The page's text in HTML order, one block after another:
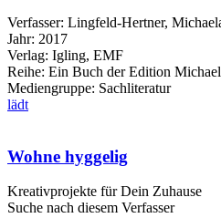
Verfasser: Lingfeld-Hertner,
Jahr: 2017
Verlag: Igling, EMF
Reihe: Ein Buch der Edition
Mediengruppe: Sachliteratur
lädt
Wohne hyggelig
Kreativprojekte für Dein Zuhause
Suche nach diesem Verfasser